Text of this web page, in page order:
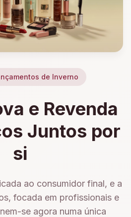
de Inverno
e Revenda
Juntos por
si
ao consumidor final, e a
focada em profissionais e
se agora numa única